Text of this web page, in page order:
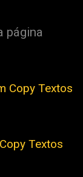
página
Copy Textos
Textos